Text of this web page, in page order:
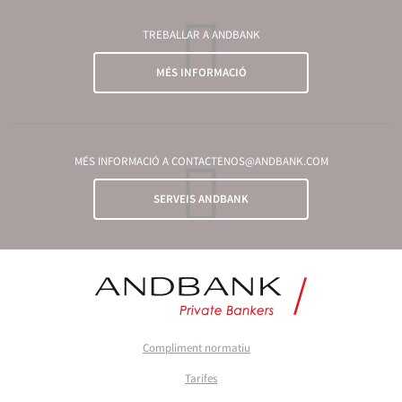
TREBALLAR A ANDBANK
MÉS INFORMACIÓ
MÉS INFORMACIÓ A CONTACTENOS@ANDBANK.COM
SERVEIS ANDBANK
Compliment normatiu
Tarifes